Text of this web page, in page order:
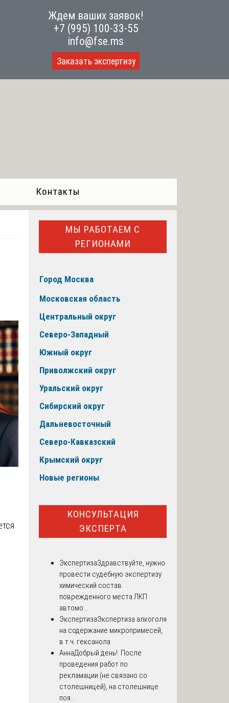
Ждем ваших заявок!
+7 (995) 100-33-55
info@fse.ms
Заказать экспертизу
Контакты
МЫ РАБОТАЕМ С
РЕГИОНАМИ
Город Москва
Московская область
Центральный округ
Северо-Западный
Южный округ
Приволжский округ
Уральский округ
Сибирский округ
Дальневосточный
Северо-Кавказский
Крымский округ
Новые регионы
КОНСУЛЬТАЦИЯ
ЭКСПЕРТА
ЭкспертизаЗдравствуйте, нужно
провести судебную экспертизу
химический состав
поврежденного места ЛКП
автомо...
ЭкспертизаЭкспертиза алкоголя
на содержание микропримесей,
в т.ч. гексанола
АннаДобрый день! После
проведения работ по
рекламации (не связано со
столешницей), на столешнице
поя...